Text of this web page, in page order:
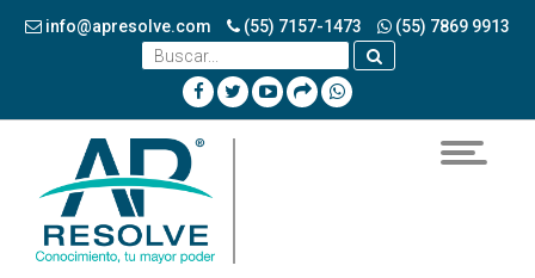
info@apresolve.com (55) 7157-1473 (55) 7869 9913
Toggle